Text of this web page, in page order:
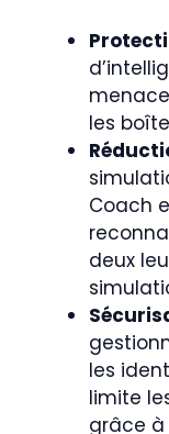
les
Coach
deux
les
limite
grâce